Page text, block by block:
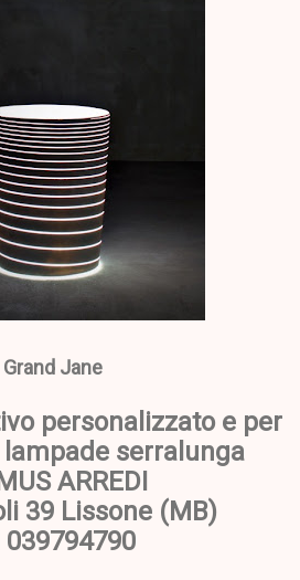
Grand Jane
personalizzato e per
serralunga
ARREDI
39 Lissone (MB)